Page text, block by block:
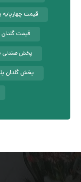
قیمت چهارپایه
قیمت گلدان
پخش صندلی
پخش گلدان